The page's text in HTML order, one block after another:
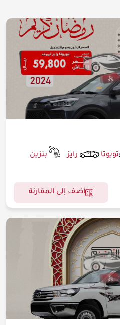
تويوتا رايز بنزين
أضف إلى المقارنة